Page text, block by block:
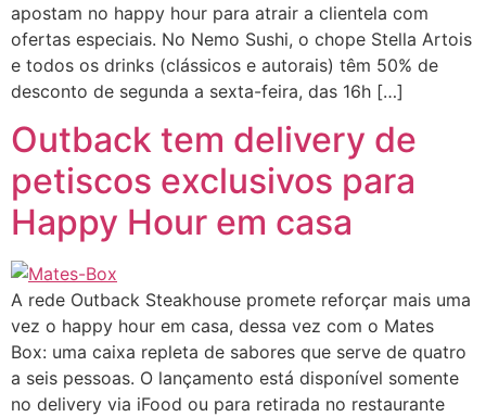
apostam no happy hour para atrair a clientela com
ofertas especiais. No Nemo Sushi, o chope Stella Artois
e todos os drinks (clássicos e autorais) têm 50% de
desconto de segunda a sexta-feira, das 16h […]
Outback tem delivery de
petiscos exclusivos para
Happy Hour em casa
A rede Outback Steakhouse promete reforçar mais uma
vez o happy hour em casa, dessa vez com o Mates
Box: uma caixa repleta de sabores que serve de quatro
a seis pessoas. O lançamento está disponível somente
no delivery via iFood ou para retirada no restaurante